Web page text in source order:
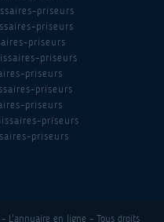
priseurs
priseurs
priseurs
priseurs
priseurs
priseurs
priseurs
priseurs
priseurs
L'annuaire en ligne - Tous droits